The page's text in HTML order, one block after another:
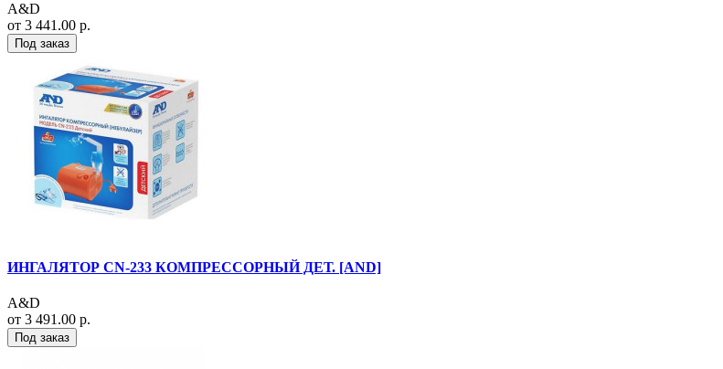
A&D
от 3 441.00 р.
Под заказ
ИНГАЛЯТОР CN-233 КОМПРЕССОРНЫЙ ДЕТ. [AND]
A&D
от 3 491.00 р.
Под заказ